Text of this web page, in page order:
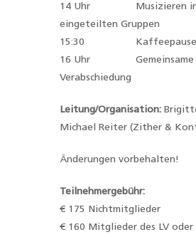
14 Uhr Musizieren in
eingeteilten Gruppen
15:30 Kaffeepause
16 Uhr Gemeinsame
Verabschiedung
Leitung/Organisation:
Michael Reiter (Zither &
Änderungen vorbehalten!
Teilnehmergebühr:
€ 175 Nichtmitglieder
€ 160 Mitglieder des LV